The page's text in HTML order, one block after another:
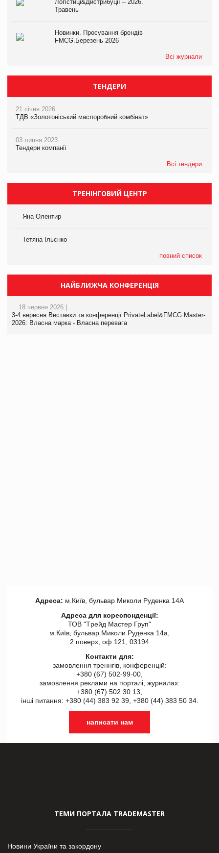
Логістиці&Дистрибуції – 2026.
Травень
Новинки. Просування брендів
FMCG.Березень 2026
Всі журнали
ТЕНДЕРИ
21 січня 2026
ТДВ «Золотоніський маслоробний комбінат»
03 липня 2023
Тендери компанії
Всі тендери
ТРЕНІНГОВИЙ ЦЕНТР
Яна Олентир
Тетяна Ільєнко
повний список
НАЙБЛИЖЧА КОНФЕРЕНЦІЯ
18 червня 2026 |
3-4 вересня Виставки та конференції PrivateLabel&FMCG Master-
2026: Власна марка - Власна перевага
Адреса: м.Київ, бульвар Миколи Руденка 14А
Адреса для кореспонденції:
ТОВ "Tрейд Мастер Груп"
м.Київ, бульвар Миколи Руденка 14а,
2 поверх, оф 121, 03194
Контакти для:
замовлення треннгів, конференцій:
+380 (67) 502-99-00,
замовлення реклами на порталі, журналах:
+380 (67) 502 30 13,
інші питання: +380 (44) 383 92 39, +380 (44) 383 50 34.
написати нам
ТЕМИ ПОРТАЛА TRADEMASTER
Новини України та закордону